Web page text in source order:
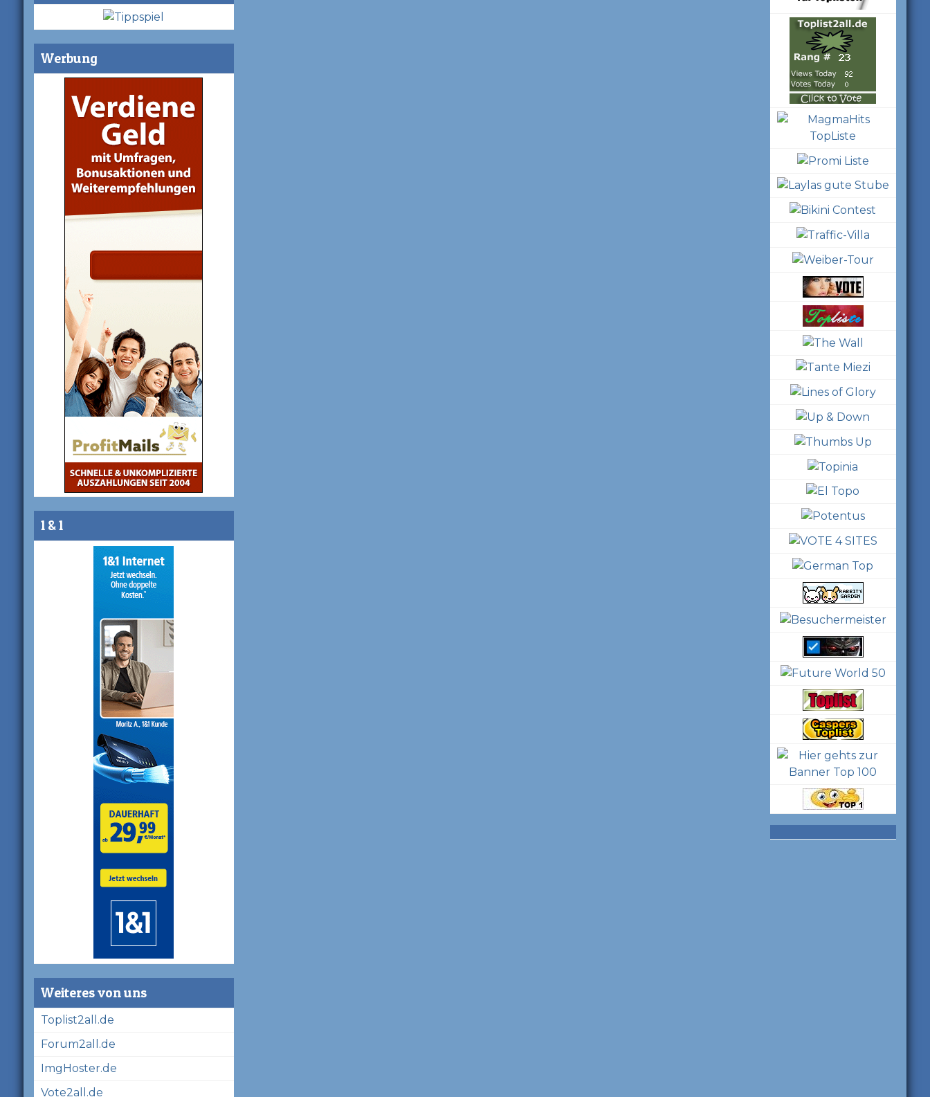
Werbung
1 & 1
Weiteres von uns
Toplist2all.de
Forum2all.de
ImgHoster.de
Vote2all.de